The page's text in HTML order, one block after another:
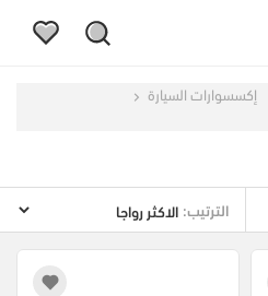
إكسسوارات السيارة
الترتيب: